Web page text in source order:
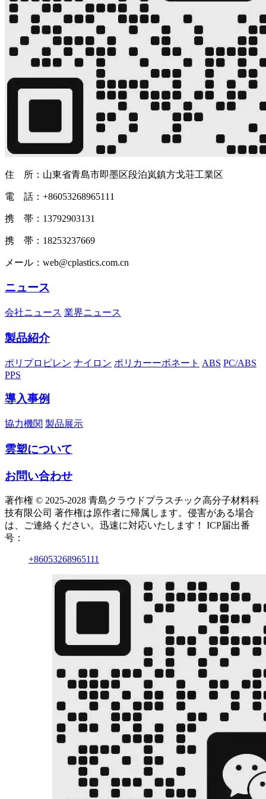
住 所：山東省青島市即墨区段泊岚鎮方戈荘工業区
電 話：+86053268965111
携 帯：13792903131
携 帯：18253237669
メール：web@cplastics.com.cn
ニュース
会社ニュース 業界ニュース
製品紹介
ポリプロピレン ナイロン ポリカーーボネート ABS PC/ABS
PPS
導入事例
協力機関 製品展示
雲塑について
お問い合わせ
著作権 © 2025-2028 青島クラウドプラスチック高分子材料科
技有限公司 著作権は原作者に帰属します。侵害がある場合
は、ご連絡ください。迅速に対応いたします！ ICP届出番
号：
+86053268965111